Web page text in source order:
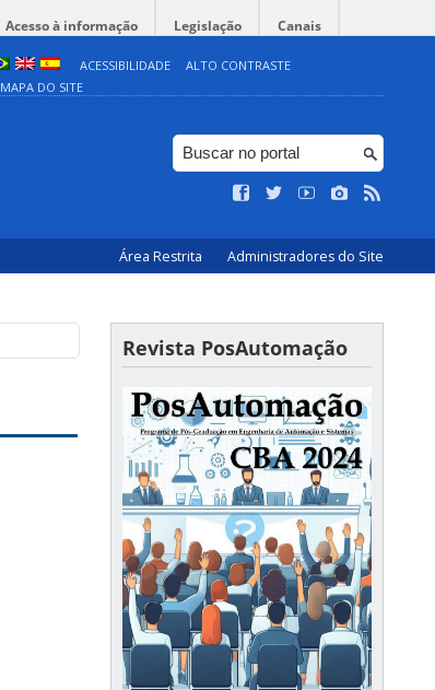
Acesso à informação Legislação Canais
ACESSIBILIDADE
ALTO CONTRASTE
MAPA DO SITE
Área Restrita Administradores do Site
Revista PosAutomação